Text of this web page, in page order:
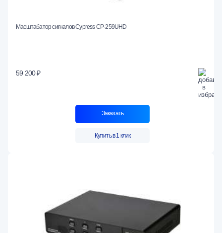
Масштабатор сигналов Cypress CP-259UHD
59 200 ₽
Заказать
Купить в 1 клик